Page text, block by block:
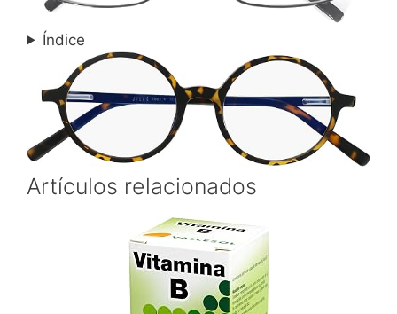
Índice
Artículos relacionados